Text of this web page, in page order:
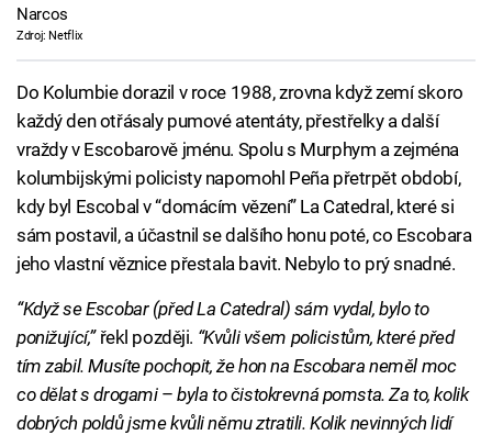
Narcos
Zdroj: Netflix
Do Kolumbie dorazil v roce 1988, zrovna když zemí skoro
každý den otřásaly pumové atentáty, přestřelky a další
vraždy v Escobarově jménu. Spolu s Murphym a zejména
kolumbijskými policisty napomohl Peña přetrpět období,
kdy byl Escobal v “domácím vězení” La Catedral, které si
sám postavil, a účastnil se dalšího honu poté, co Escobara
jeho vlastní věznice přestala bavit. Nebylo to prý snadné.
“Když se Escobar (před La Catedral) sám vydal, bylo to
ponižující,” řekl později. “Kvůli všem policistům, které před
tím zabil. Musíte pochopit, že hon na Escobara neměl moc
co dělat s drogami – byla to čistokrevná pomsta. Za to, kolik
dobrých poldů jsme kvůli němu ztratili. Kolik nevinných lidí